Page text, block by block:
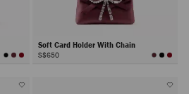
Soft Card Holder With Chain
S$650